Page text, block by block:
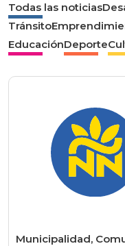
Municipalidad,
Todas las noticias
Tránsito
EducaciónDeporte